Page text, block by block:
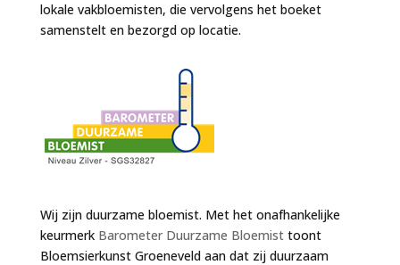
lokale vakbloemisten, die vervolgens het boeket
samenstelt en bezorgd op locatie.
Wij zijn duurzame bloemist. Met het onafhankelijke
keurmerk Barometer Duurzame Bloemisttoont
Bloemsierkunst Groeneveld aan dat zij duurzaam